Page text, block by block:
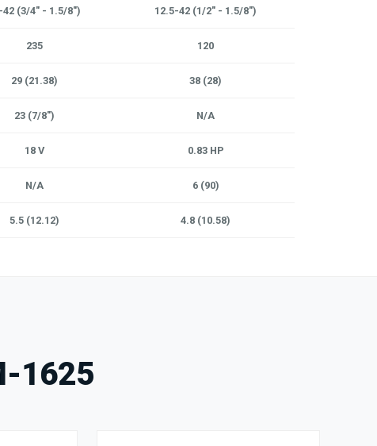
42 (3/4" - 1.5/8") 12.5-42 (1/2" - 1.5/8")
235 120
29 (21.38) 38 (28)
23 (7/8") N/A
18 V 0.83 HP
N/A 6 (90)
5.5 (12.12) 4.8 (10.58)
1625